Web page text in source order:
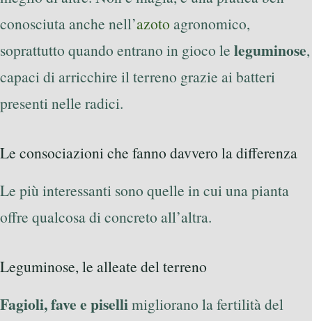
conosciuta anche nell’azoto agronomico,
soprattutto quando entrano in gioco le leguminose,
capaci di arricchire il terreno grazie ai batteri
presenti nelle radici.
Le consociazioni che fanno davvero la differenza
Le più interessanti sono quelle in cui una pianta
offre qualcosa di concreto all’altra.
Leguminose, le alleate del terreno
Fagioli, fave e pisellimigliorano la fertilità del